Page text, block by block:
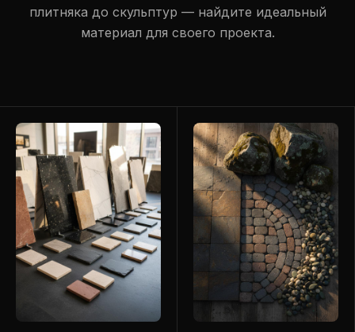
плитняка до скульптур — найдите идеальный
материал для своего проекта.